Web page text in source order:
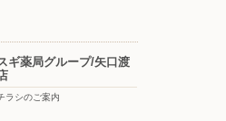
ギ薬局グループ/矢口渡
ラシのご案内